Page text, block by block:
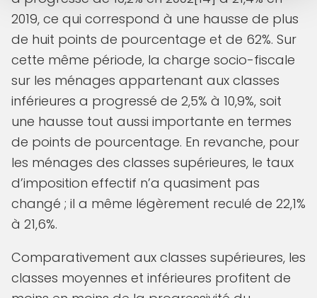
2019, ce qui correspond à une hausse de plus
de huit points de pourcentage et de 62%. Sur
cette même période, la charge socio-fiscale
sur les ménages appartenant aux classes
inférieures a progressé de 2,5% à 10,9%, soit
une hausse tout aussi importante en termes
de points de pourcentage. En revanche, pour
les ménages des classes supérieures, le taux
d’imposition effectif n’a quasiment pas
changé ; il a même légèrement reculé de 22,1%
à 21,6%.
Comparativement aux classes supérieures, les
classes moyennes et inférieures profitent de